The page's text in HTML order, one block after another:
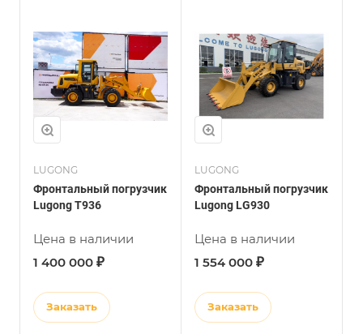
LUGONG
Фронтальный погрузчик
Lugong Т936
Цена в наличии
1 400 000 ₽
Заказать
LUGONG
Фронтальный погрузчик
Lugong LG930
Цена в наличии
1 554 000 ₽
Заказать